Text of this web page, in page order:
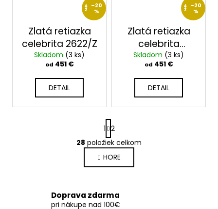
A
Ž
–20
%
Zlatá retiazka
celebrita 2622/Z
Skladom (3 ks)
od 451 €
DETAIL
A
Ž
–20
%
Zlatá retiazka
celebrita
2622/ZB
Skladom (3 ks)
od 451 €
DETAIL
O
v
l
d
a
S
t
r
á
n
k
a
n
1 2
28 položiek celkom
HORE
Doprava zdarma
pri nákupe nad 100€